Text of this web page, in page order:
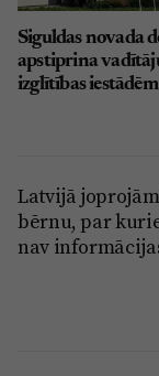
Siguldas novada
apstiprina
izglītības iestādēm
Latvijā
bērnu, par
nav